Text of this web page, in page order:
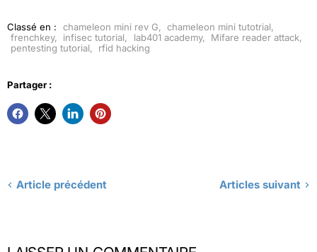
Classé en : chameleon mini rev G, chameleon mini tutotrial,
frenchkey, infisec tutorial, lab401 academy, Mifare reader attack,
pentesting tutorial, rfid hacking
Partager :
Article précédent Articles suivant